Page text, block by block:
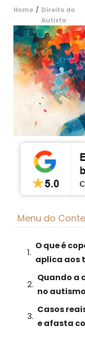
Home / Direito do
Autista
Menu do
O que é
aplica aos
Quando a
no
Casos
e afasta